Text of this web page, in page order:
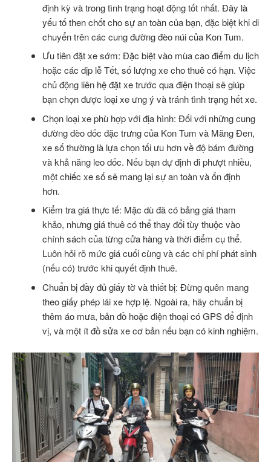
định kỳ và trong tình trạng hoạt động tốt nhất. Đây là
yếu tố then chốt cho sự an toàn của bạn, đặc biệt khi di
chuyển trên các cung đường đèo núi của Kon Tum.
Ưu tiên đặt xe sớm: Đặc biệt vào mùa cao điểm du lịch
hoặc các dịp lễ Tết, số lượng xe cho thuê có hạn. Việc
chủ động liên hệ đặt xe trước qua điện thoại sẽ giúp
bạn chọn được loại xe ưng ý và tránh tình trạng hết xe.
Chọn loại xe phù hợp với địa hình: Đối với những cung
đường đèo dốc đặc trưng của Kon Tum và Măng Đen,
xe số thường là lựa chọn tối ưu hơn về độ bám đường
và khả năng leo dốc. Nếu bạn dự định đi phượt nhiều,
một chiếc xe số sẽ mang lại sự an toàn và ổn định
hơn.
Kiểm tra giá thực tế: Mặc dù đã có bảng giá tham
khảo, nhưng giá thuê có thể thay đổi tùy thuộc vào
chính sách của từng cửa hàng và thời điểm cụ thể.
Luôn hỏi rõ mức giá cuối cùng và các chi phí phát sinh
(nếu có) trước khi quyết định thuê.
Chuẩn bị đầy đủ giấy tờ và thiết bị: Đừng quên mang
theo giấy phép lái xe hợp lệ. Ngoài ra, hãy chuẩn bị
thêm áo mưa, bản đồ hoặc điện thoại có GPS để định
vị, và một ít đồ sửa xe cơ bản nếu bạn có kinh nghiệm.